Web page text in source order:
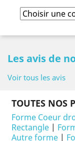
Les avis de
Voir tous les avis
TOUTES NOS
Forme Coeur
Rectangle |
Autre forme |